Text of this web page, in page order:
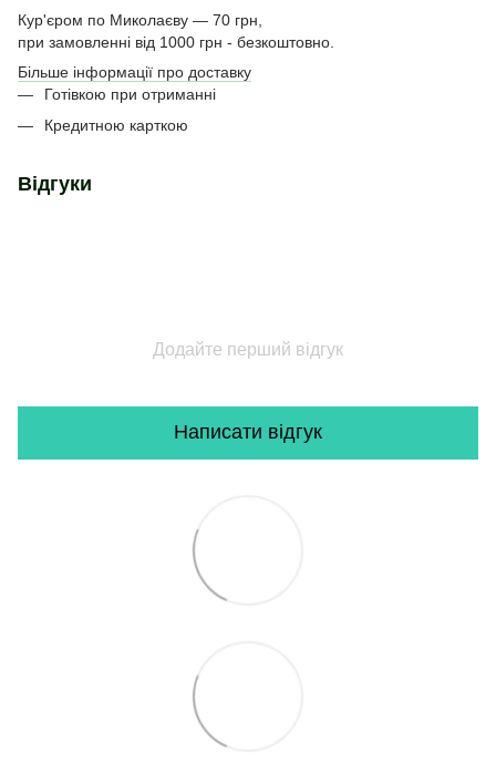
Кур'єром по Миколаєву — 70 грн,
при замовленні від 1000 грн - безкоштовно.
Більше інформації про доставку
Готівкою при отриманні
Кредитною карткою
Відгуки
Додайте перший відгук
Написати відгук